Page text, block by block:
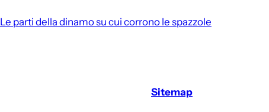
Le parti della dinamo su cui corrono le spazzole
Sitemap